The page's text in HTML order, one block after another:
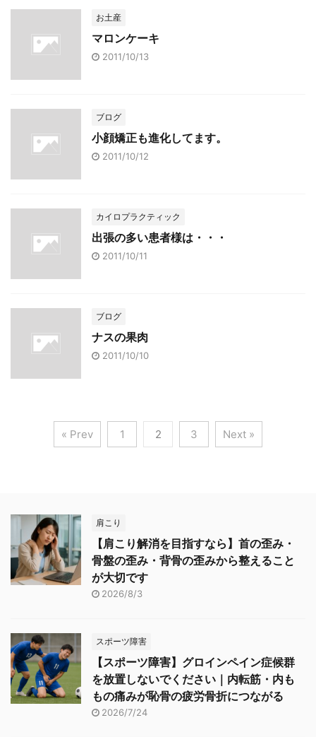
お土産
マロンケーキ
2011/10/13
ブログ
小顔矯正も進化してます。
2011/10/12
カイロプラクティック
出張の多い患者様は・・・
2011/10/11
ブログ
ナスの果肉
2011/10/10
« Prev 1 2 3 Next »
肩こり
【肩こり解消を目指すなら】首の歪み・
骨盤の歪み・背骨の歪みから整えること
が大切です
2026/8/3
スポーツ障害
【スポーツ障害】グロインペイン症候群
を放置しないでください｜内転筋・内も
もの痛みが恥骨の疲労骨折につながる
2026/7/24